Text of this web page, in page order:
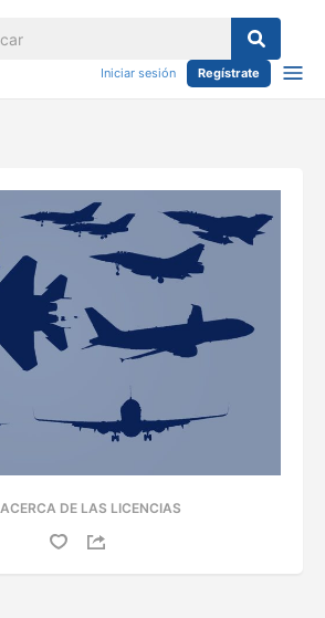
Iniciar sesión Regístrate
ACERCA DE LAS LICENCIAS